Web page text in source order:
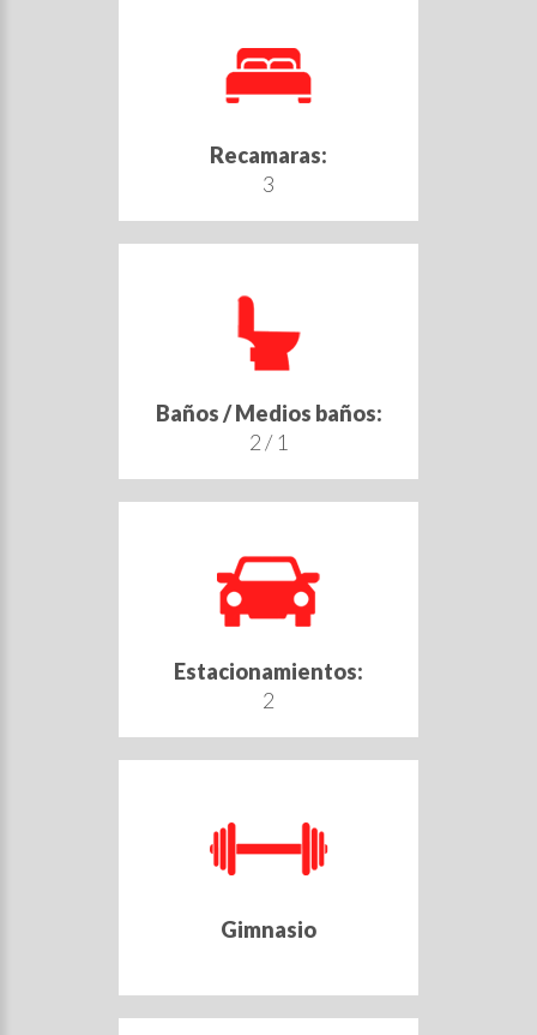
Recamaras:
3
Baños / Medios baños:
2 / 1
Estacionamientos:
2
Gimnasio